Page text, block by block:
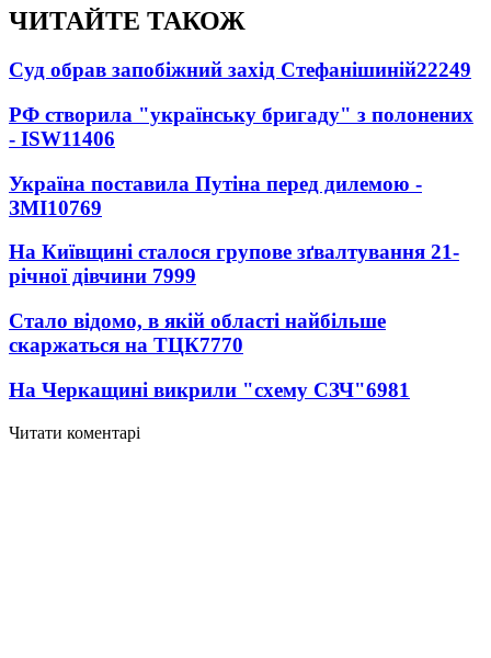
ЧИТАЙТЕ ТАКОЖ
Суд обрав запобіжний захід Стефанішиній22249
РФ створила "українську бригаду" з полонених
- ISW11406
Україна поставила Путіна перед дилемою -
ЗМІ10769
На Київщині сталося групове зґвалтування 21-
річної дівчини 7999
Стало відомо, в якій області найбільше
скаржаться на ТЦК7770
На Черкащині викрили "схему СЗЧ"6981
Читати коментарі